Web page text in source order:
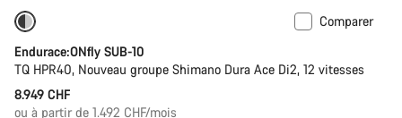
Batterie de 290 Wh
Comparer
Endurace:ONfly SUB-10
TQ HPR40, Nouveau groupe Shimano Dura Ace Di2, 12 vitesses
8.949 CHF
ou à partir de 1.492 CHF/mois